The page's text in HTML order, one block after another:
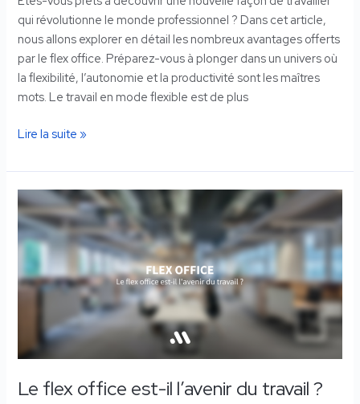
qui révolutionne le monde professionnel ? Dans cet article,
nous allons explorer en détail les nombreux avantages offerts
par le flex office. Préparez-vous à plonger dans un univers où
la flexibilité, l’autonomie et la productivité sont les maîtres
mots. Le travail en mode flexible est de plus
Lire la suite »
Le flex office est-il l’avenir du travail ?
Le
flex
office
est-
il
l’avenir
travail
?